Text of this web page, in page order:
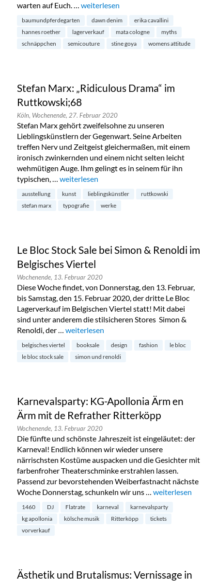
warten auf Euch. … „Saison Sale bei MATA Cologne im
weiterlesen
baumundpferdegarten dawn denim
erika cavallini
hannes roether
lagerverkauf mata cologne
myths
schnäppchen
semicouture stine goya womens attitude
Stefan Marx: „Ridiculous Drama“ im
Ruttkowski;68
Köln, Wochenende, 27. Februar 2020
Stefan Marx gehört zweifelsohne zu unseren
Lieblingskünstlern der Gegenwart. Seine Arbeiten
treffen Nerv und Zeitgeist gleichermaßen, mit einem
ironisch zwinkernden und einem nicht selten leicht
wehmütigen Auge. Ihm gelingt es in seinem für ihn
typischen, … „Stefan Marx: „Ridiculous Drama“ im
weiterlesen
ausstellung kunst lieblingskünstler
ruttkowski
stefan marx
typografie werke
Le Bloc Stock Sale bei Simon & Renoldi im
Belgisches Viertel
Wochenende, 13. Februar 2020
Diese Woche findet, von Donnerstag, den 13. Februar,
bis Samstag, den 15. Februar 2020, der dritte Le Bloc
Lagerverkauf im Belgischen Viertel statt! Mit dabei
sind unter anderem die stilsicheren Stores Simon &
Renoldi, der … „Le Bloc Stock Sale bei Simon & Renoldi im
weiterlesen
belgisches viertel booksale design fashion
le bloc
le bloc stock sale
simon und renoldi
Karnevalsparty: KG-Apollonia Ärm en
Ärm mit de Refrather Ritterköpp
Wochenende, 13. Februar 2020
Die fünfte und schönste Jahreszeit ist eingeläutet: der
Karneval! Endlich können wir wieder unsere
närrischsten Kostüme auspacken und die Gesichter mit
farbenfroher Theaterschminke erstrahlen lassen.
Passend zur bevorstehenden Weiberfastnacht nächste
Woche Donnerstag, schunkeln wir uns … „Karnevalsparty:
weiterlesen
1460 DJ Flatrate karneval
karnevalsparty
kg apollonia
kölsche musik Ritterköpp
tickets
vorverkauf
Ästhetik und Brutalismus: Vernissage in